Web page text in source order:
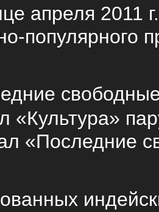
апреля 2011
популярного
«Культура»
«Последние